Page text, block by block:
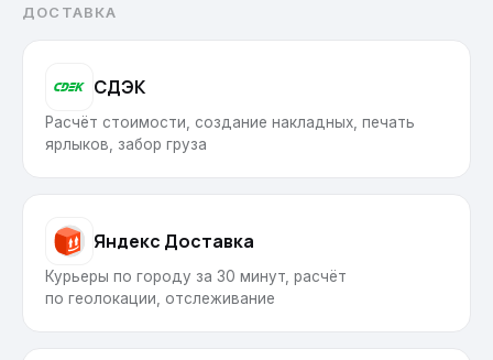
ДОСТАВКА
СДЭК
Расчёт стоимости, создание накладных, печать
ярлыков, забор груза
Яндекс Доставка
Курьеры по городу за 30 минут, расчёт
по геолокации, отслеживание